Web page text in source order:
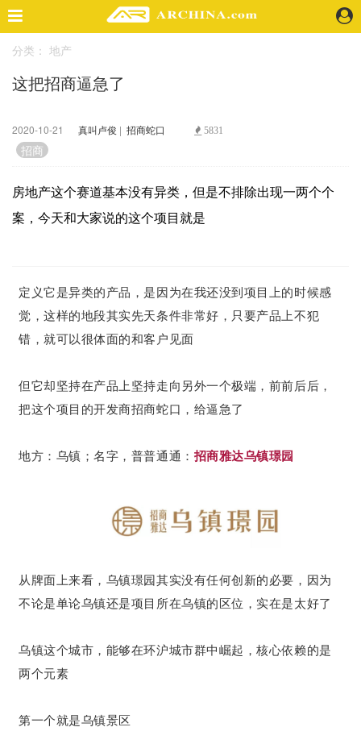
精选案例
建 筑
室 内
视 频
头条资讯
业 界
地 产
快速搜索
企业会员
广告投放
分类： 地产
这把招商逼急了
2020-10-21 真叫卢俊 | 招商蛇口 5831
招商
房地产这个赛道基本没有异类，但是不排除出现一两个个
案，今天和大家说的这个项目就是
定义它是异类的产品，是因为在我还没到项目上的时候感
觉，这样的地段其实先天条件非常好，只要产品上不犯
错，就可以很体面的和客户见面
但它却坚持在产品上坚持走向另外一个极端，前前后后，
把这个项目的开发商招商蛇口，给逼急了
地方：乌镇；名字，普普通通： 招商雅达乌镇璟园
从牌面上来看，乌镇璟园其实没有任何创新的必要，因为
不论是单论乌镇还是项目所在乌镇的区位，实在是太好了
乌镇这个城市，能够在环沪城市群中崛起，核心依赖的是
两个元素
第一个就是乌镇景区